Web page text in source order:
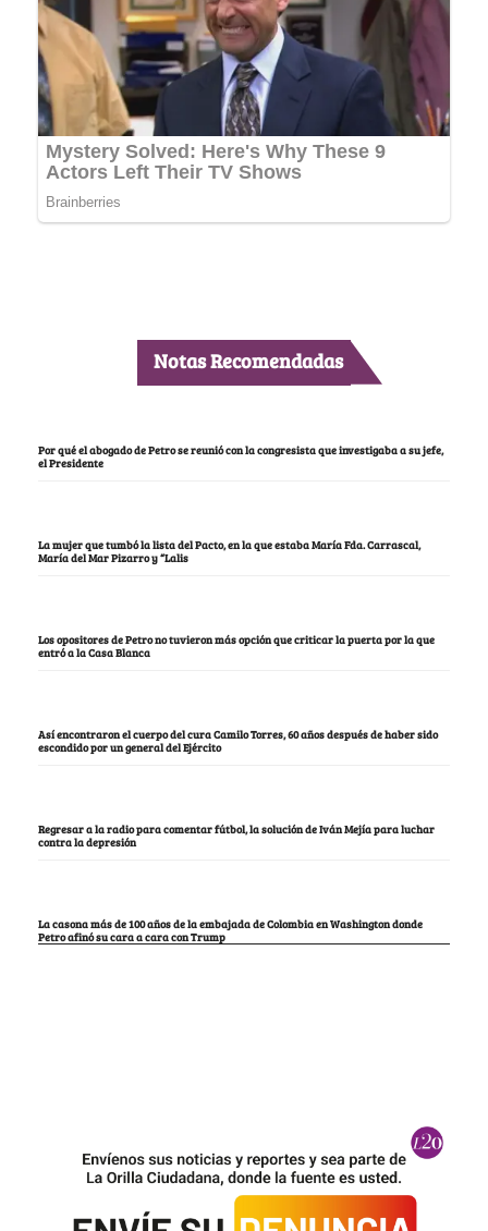
Notas Recomendadas
Por qué el abogado de Petro se reunió con la congresista que investigaba a su jefe,
el Presidente
La mujer que tumbó la lista del Pacto, en la que estaba María Fda. Carrascal,
María del Mar Pizarro y “Lalis
Los opositores de Petro no tuvieron más opción que criticar la puerta por la que
entró a la Casa Blanca
Así encontraron el cuerpo del cura Camilo Torres, 60 años después de haber sido
escondido por un general del Ejército
Regresar a la radio para comentar fútbol, la solución de Iván Mejía para luchar
contra la depresión
La casona más de 100 años de la embajada de Colombia en Washington donde
Petro afinó su cara a cara con Trump